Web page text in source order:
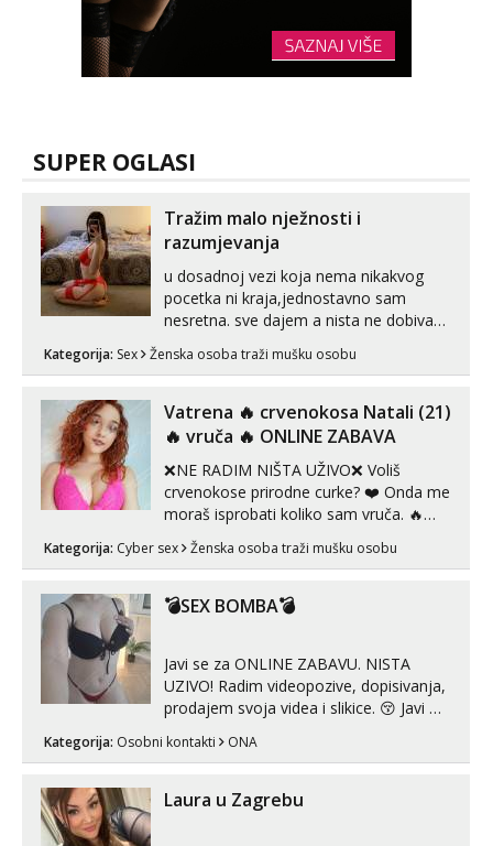
SUPER OGLASI
Tražim malo nježnosti i
razumjevanja
u dosadnoj vezi koja nema nikakvog
pocetka ni kraja,jednostavno sam
nesretna. sve dajem a nista ne dobivam
zadovoljiti moje potrebe,ne trazim puno
volim njezan seks i njezne poljupce po
tijelu koji me jako pale,obozavam kad
Kategorija: Sex Ženska osoba traži mušku osobu
Vatrena ‎️‍🔥 crvenokosa Natali (21)
‎️‍🔥 vruča‎ ️‍🔥 ONLINE ZABAVA
❌NE RADIM NIŠTA UŽIVO❌ Voliš
crvenokose prirodne curke? ❤️ Onda me
moraš isprobati koliko sam vruča.‎ ️‍🔥
MLADA vražica koja ima 100%
prorodne grudi, 💦 Misli su mi uvijek
U mojoj raznolikoj ponudi možeš
Kategorija: Cyber sex Ženska osoba traži mušku osobu
💣SEX BOMBA💣
Javi se za ONLINE ZABAVU. NISTA
UZIVO! Radim videopozive, dopisivanja,
prodajem svoja videa i slikice. 😚 Javi mi
Telegram. +385 91 723 0045
Kategorija: Osobni kontakti ONA
Laura u Zagrebu